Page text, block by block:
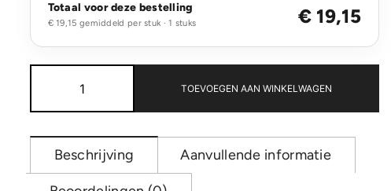
Totaal voor deze bestelling
€ 19,15 gemiddeld per stuk · 1 stuks € 19,15
Peak
portfolio
aantal
TOEVOEGEN AAN WINKELWAGEN
Beschrijving Aanvullende informatie